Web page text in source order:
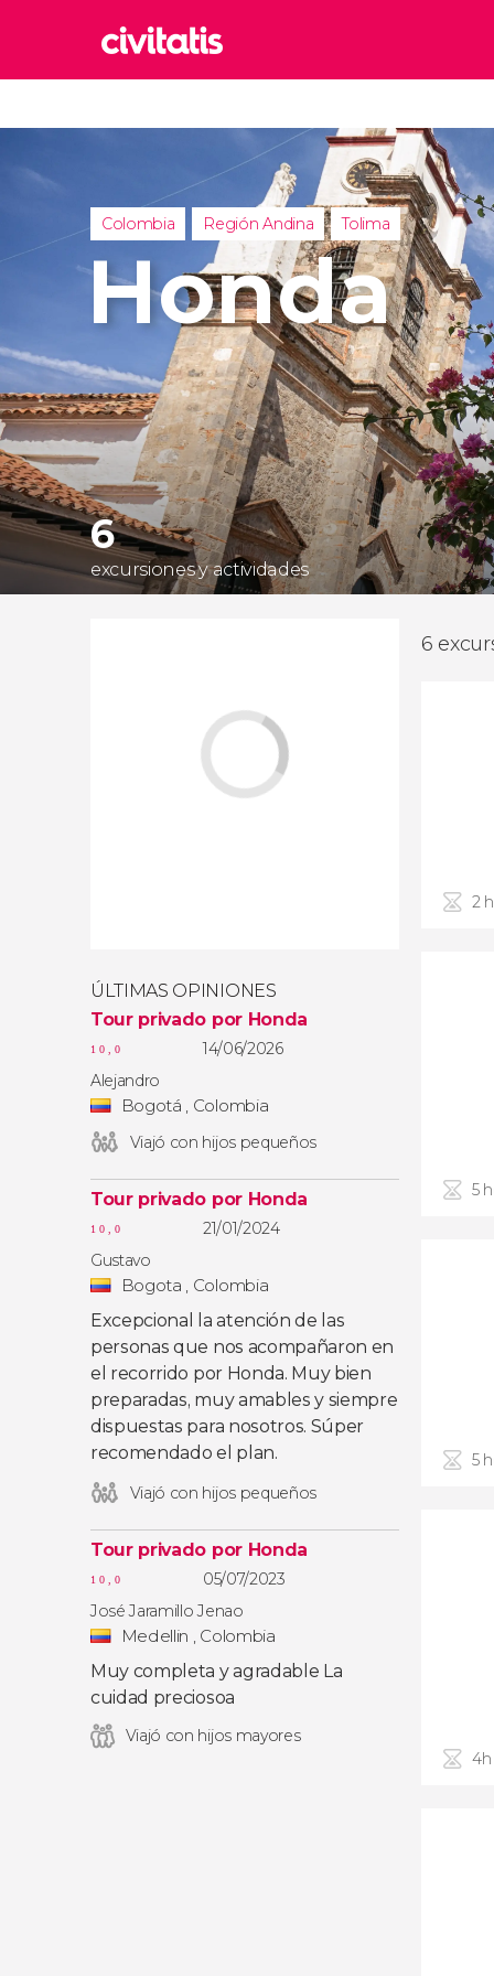
Italia
Reino
Reino
Turquía
Colombia Región Andina Tolima
Honda
6
excursiones y actividades
ÚLTIMAS OPINIONES
Tour privado por Honda
10,0
14/06/2026
Alejandro
Bogotá , Colombia
Viajó con hijos pequeños
Tour privado por Honda
10,0
21/01/2024
Gustavo
Bogota , Colombia
Excepcional la atención de las
personas que nos acompañaron en
el recorrido por Honda. Muy bien
preparadas, muy amables y siempre
dispuestas para nosotros. Súper
recomendado el plan.
Viajó con hijos pequeños
Tour privado por Honda
10,0
05/07/2023
José Jaramillo Jenao
Medellin , Colombia
Muy completa y agradable La
cuidad preciosoa
Viajó con hijos mayores
6
2
5
5